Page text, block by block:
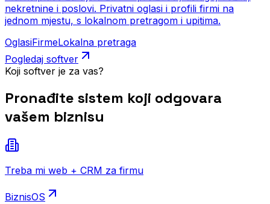
nekretnine i poslovi. Privatni oglasi i profili firmi na
jednom mjestu, s lokalnom pretragom i upitima.
OglasiFirmeLokalna pretraga
Pogledaj softver
Koji softver je za vas?
Pronađite sistem koji odgovara
vašem biznisu
Treba mi web + CRM za firmu
BiznisOS